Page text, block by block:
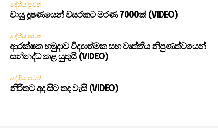
දේශීය පුවත්
වායු දූෂණයෙන් වසරකට මරණ 7000ක් (VIDEO)
දේශීය පුවත්
ආරක්ෂක හමුදාව විද්‍යාත්මක සහ වෘත්තීය නිපුණත්වයෙන්
සන්නද්ධ කළ යුතුයි (VIDEO)
දේශීය පුවත්
නිරිතට අද සිට තද වැසි (VIDEO)